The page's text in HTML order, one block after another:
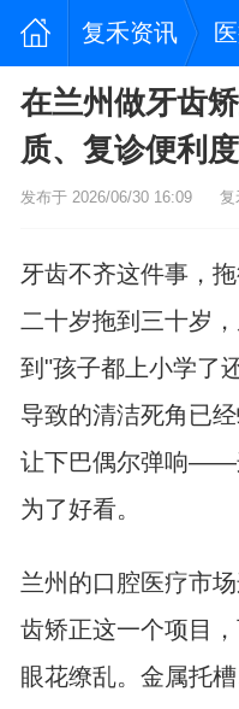
复禾资讯
在兰州做牙齿
质、复诊便利
发布于 2026/06/30 16:09 复
牙齿不齐这件事，
二十岁拖到三十岁
到"孩子都上小学了
导致的清洁死角已
让下巴偶尔弹响——
为了好看。
兰州的口腔医疗市
齿矫正这一个项目
眼花缭乱。金属托